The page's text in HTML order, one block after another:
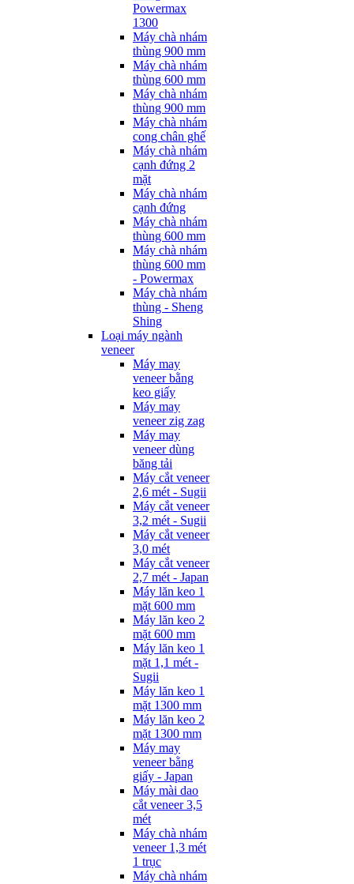
Powermax
1300
Máy chà nhám
thùng 900 mm
Máy chà nhám
thùng 600 mm
Máy chà nhám
thùng 900 mm
Máy chà nhám
cong chân ghế
Máy chà nhám
cạnh đứng 2
mặt
Máy chà nhám
cạnh đứng
Máy chà nhám
thùng 600 mm
Máy chà nhám
thùng 600 mm
- Powermax
Máy chà nhám
thùng - Sheng
Shing
Loại máy ngành
veneer
Máy may
veneer bằng
keo giấy
Máy may
veneer zig zag
Máy may
veneer dùng
băng tải
Máy cắt veneer
2,6 mét - Sugii
Máy cắt veneer
3,2 mét - Sugii
Máy cắt veneer
3,0 mét
Máy cắt veneer
2,7 mét - Japan
Máy lăn keo 1
mặt 600 mm
Máy lăn keo 2
mặt 600 mm
Máy lăn keo 1
mặt 1,1 mét -
Sugii
Máy lăn keo 1
mặt 1300 mm
Máy lăn keo 2
mặt 1300 mm
Máy may
veneer bằng
giấy - Japan
Máy mài dao
cắt veneer 3,5
mét
Máy chà nhám
veneer 1,3 mét
1 trục
Máy chà nhám